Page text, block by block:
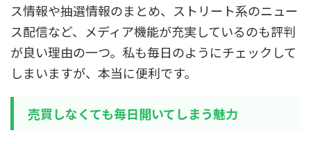
ス情報や抽選情報のまとめ、ストリート系のニュー
ス配信など、メディア機能が充実しているのも評判
が良い理由の一つ。私も毎日のようにチェックして
しまいますが、本当に便利です。
売買しなくても毎日開いてしまう魅力